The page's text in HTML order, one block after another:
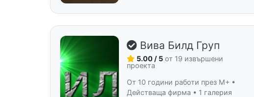
Вива Билд Груп
5.00 / 5 от 19 извършени
проекта
От 10 години работи през M+ •
Действаща фирма • 1 галерия